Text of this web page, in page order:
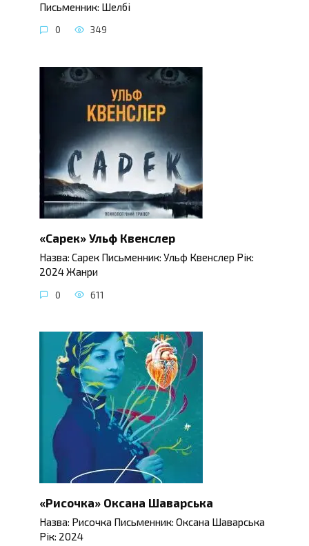
Письменник: Шелбі
0 349
«Сарек» Ульф Квенслер
Назва: Сарек Письменник: Ульф Квенслер Рік:
2024 Жанри
0 611
«Рисочка» Оксана Шаварська
Назва: Рисочка Письменник: Оксана Шаварська
Рік: 2024